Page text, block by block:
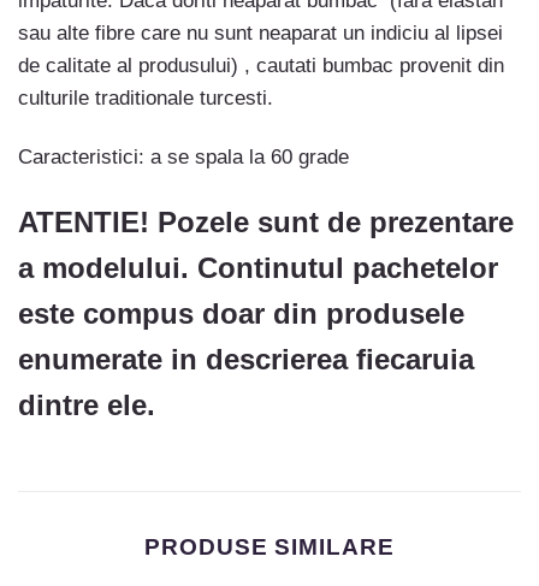
sau alte fibre care nu sunt neaparat un indiciu al lipsei
de calitate al produsului) , cautati bumbac provenit din
culturile traditionale turcesti.
Caracteristici: a se spala la 60 grade
ATENTIE! Pozele sunt de prezentare
a modelului. Continutul pachetelor
este compus doar din produsele
enumerate in descrierea fiecaruia
dintre ele.
PRODUSE SIMILARE